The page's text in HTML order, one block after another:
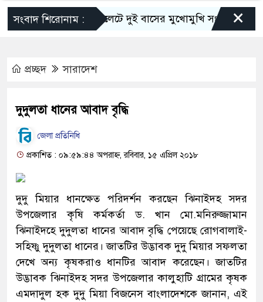
সংবাদ শিরোনাম :সিলেটে দুই বাসের মুখোমুখি সংঘর্ষে নিহত বেড়ে
×
প্রচ্ছদ সারাদেশ
দুদুলতা ধানের আবাদ বৃদ্ধি
জেলা প্রতিনিধি
প্রকাশিত : ০৯:৫৯:৪৪ অপরাহ্ন, রবিবার, ১৫ এপ্রিল ২০১৮
দুদু মিয়ার ধানক্ষেত পরিদর্শন করছেন ঝিনাইদহ সদর
উপজেলার কৃষি কর্মকর্তা ড. খান মো.মনিরুজ্জামান
ঝিনাইদহে দুদুলতা ধানের আবাদ বৃদ্ধি পেয়েছে রোগবালাই-
সহিষ্ণু দুদুলতা ধানের। জাতটির উদ্ভাবক দুদু মিয়ার সফলতা
দেখে অন্য কৃষকরাও ধানটির আবাদ করেছেন। জাতটির
উদ্ভাবক ঝিনাইদহ সদর উপজেলার কালুহাটি গ্রামের কৃষক
এমদাদুল হক দুদু মিয়া বিজনেস বাংলাদেশকে জানান, এই